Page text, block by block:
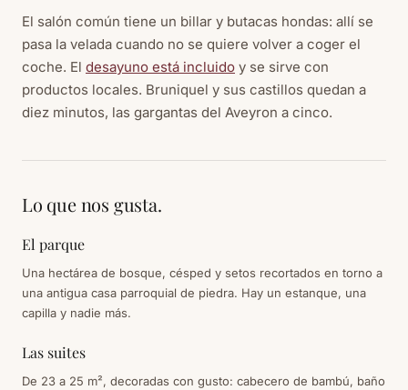
El salón común tiene un billar y butacas hondas: allí se
pasa la velada cuando no se quiere volver a coger el
coche. El desayuno está incluido y se sirve con
productos locales. Bruniquel y sus castillos quedan a
diez minutos, las gargantas del Aveyron a cinco.
Lo que nos gusta.
El parque
Una hectárea de bosque, césped y setos recortados en torno a
una antigua casa parroquial de piedra. Hay un estanque, una
capilla y nadie más.
Las suites
De 23 a 25 m², decoradas con gusto: cabecero de bambú, baño